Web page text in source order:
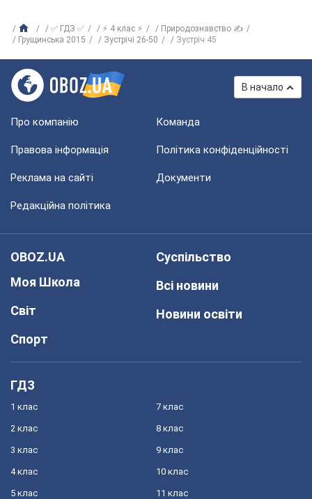
✅ ГДЗ ✅ ⚡ 4 клас ⚡
Природознавство ✍
Грущинська 2015
Зустрічі 26-50 Зустріч 45
В начало
Про компанію Команда
Правова інформація Політика конфіденційності
Реклама на сайті Документи
Редакційна політика
OBOZ.UA
Моя Школа
Світ
Спорт
Суспільство
Всі новини
Новини освіти
ГДЗ
1 клас
2 клас
3 клас
4 клас
5 клас
7 клас
8 клас
9 клас
10 клас
11 клас